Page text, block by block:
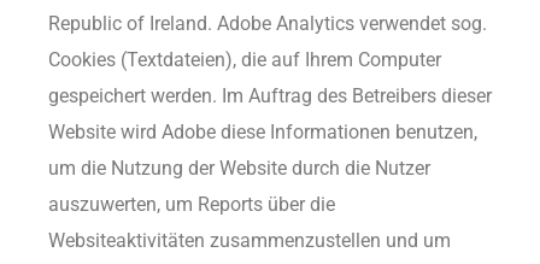
Republic of Ireland. Adobe Analytics verwendet sog.
Cookies (Textdateien), die auf Ihrem Computer
gespeichert werden. Im Auftrag des Betreibers dieser
Website wird Adobe diese Informationen benutzen,
um die Nutzung der Website durch die Nutzer
auszuwerten, um Reports über die
Websiteaktivitäten zusammenzustellen und um